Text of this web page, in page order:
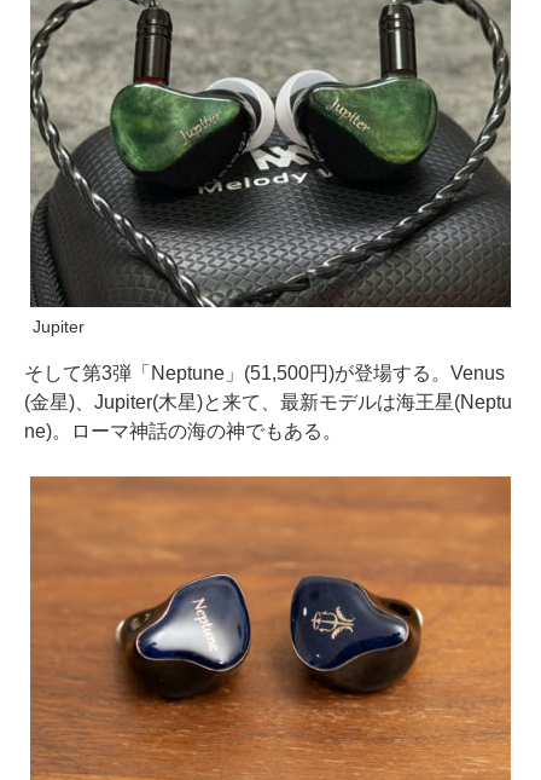
Jupiter
そして第3弾「Neptune」(51,500円)が登場する。Venus
(金星)、Jupiter(木星)と来て、最新モデルは海王星(Neptu
ne)。ローマ神話の海の神でもある。